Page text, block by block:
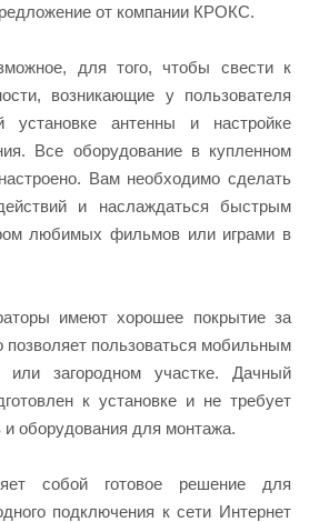
от компании КРОКС.
для того, чтобы свести к
возникающие у пользователя
установке антенны и настройке
Все оборудование в купленном
Вам необходимо сделать
и наслаждаться быстрым
любимых фильмов или играми в
имеют хорошее покрытие за
позволяет пользоваться мобильным
или загородном участке. Дачный
к установке и не требует
оборудования для монтажа.
собой готовое решение для
подключения к сети Интернет